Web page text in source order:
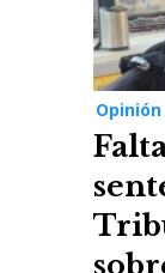
Opinión